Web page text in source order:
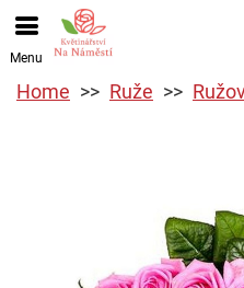
Menu
Home Ruže